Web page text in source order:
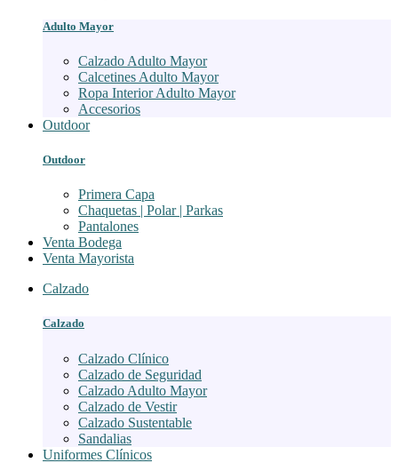
Adulto Mayor
Calzado Adulto Mayor
Calcetines Adulto Mayor
Ropa Interior Adulto Mayor
Accesorios
Outdoor
Outdoor
Primera Capa
Chaquetas | Polar | Parkas
Pantalones
Venta Bodega
Venta Mayorista
Calzado
Calzado
Calzado Clínico
Calzado de Seguridad
Calzado Adulto Mayor
Calzado de Vestir
Calzado Sustentable
Sandalias
Uniformes Clínicos